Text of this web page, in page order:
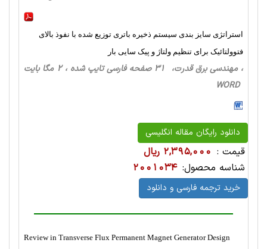
استراتژی سایز بندی سیستم ذخیره باتری توزیع شده با نفوذ بالای
فتوولتائیک برای تنظیم ولتاژ و پیک سایی بار
، مهندسی برق قدرت، 31 صفحه فارسی تایپ شده ، 2 مگا بایت
WORD
دانلود رایگان مقاله انگلیسی
قیمت : 2,395,000 ریال
شناسه محصول: 2001034
خرید ترجمه فارسی و دانلود
Review in Transverse Flux Permanent Magnet Generator Design